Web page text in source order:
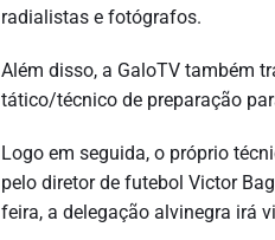
radialistas e fotógrafos.
Além disso, a GaloTV também
tático/técnico de preparação
Logo em seguida, o próprio
pelo diretor de futebol Victor
feira, a delegação alvinegra irá